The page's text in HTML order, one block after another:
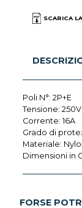
SCARICA
Poli N°: 2P+E
Tensione: 250V
Corrente: 16A
Grado di
Materiale:
Dimensioni in
FORSE